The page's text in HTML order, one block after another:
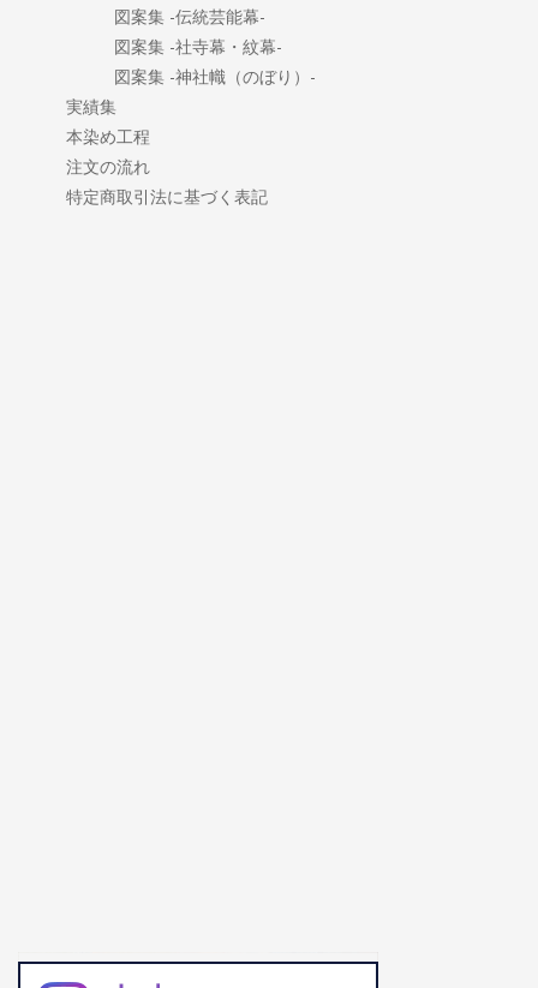
図案集 -伝統芸能幕-
図案集 -社寺幕・紋幕-
図案集 -神社幟（のぼり）-
実績集
本染め工程
注文の流れ
特定商取引法に基づく表記